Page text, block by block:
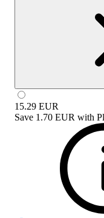
15.29 EUR
Save 1.70 EUR with